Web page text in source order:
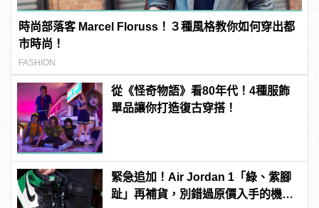
時尚部落客 Marcel Floruss！３種風格教你如何穿出都
市時尚！
FASHION
從《怪奇物語》看80年代！4種服飾
單品讓你打造復古穿搭！
緊急追加！Air Jordan 1「綠、紫腳
趾」再補貨，別錯過原價入手的機